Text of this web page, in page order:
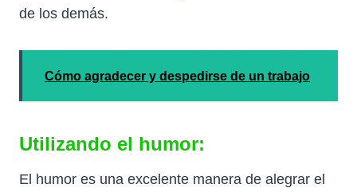
de los demás.
Cómo agradecer y despedirse de un trabajo
Utilizando el humor:
El humor es una excelente manera de alegrar el